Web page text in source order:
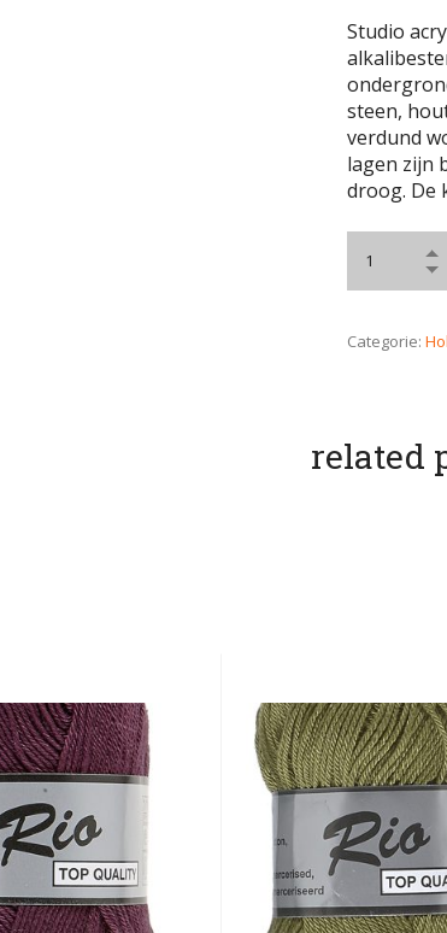
Studio
steen,
verdund
lagen zijn
droog. De
Categorie:
related